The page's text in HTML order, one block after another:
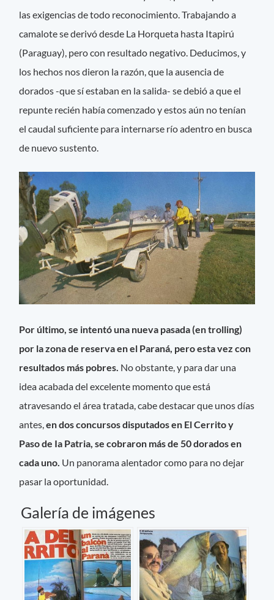
las exigencias de todo reconocimiento. Trabajando a
camalote se derivó desde La Horqueta hasta Itapirú
(Paraguay), pero con resultado negativo. Deducimos, y
los hechos nos dieron la razón, que la ausencia de
dorados -que sí estaban en la salida- se debió a que el
repunte recién había comenzado y estos aún no tenían
el caudal suficiente para internarse río adentro en busca
de nuevo sustento.
Por último, se intentó una nueva pasada (en trolling)
por la zona de reserva en el Paraná, pero esta vez con
resultados más pobres. No obstante, y para dar una
idea acabada del excelente momento que está
atravesando el área tratada, cabe destacar que unos días
antes,en dos concursos disputados en El Cerrito y
Paso de Ia Patria, se cobraron más de 50 dorados en
cada uno. Un panorama alentador como para no dejar
pasar la oportunidad.
Galería de imágenes